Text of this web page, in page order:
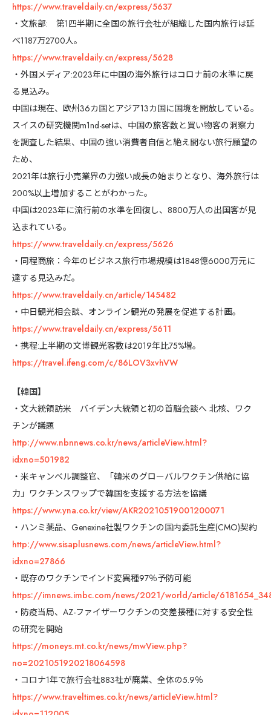
https://www.traveldaily.cn/express/5637
・文旅部: 第1四半期に全国の旅行会社が組織した国内旅行は延
べ1187万2700人。
https://www.traveldaily.cn/express/5628
・外国メディア:2023年に中国の海外旅行はコロナ前の水準に戻
る見込み。
中国は現在、欧州36カ国とアジア13カ国に国境を開放している。
スイスの研究機関m1nd-setは、中国の旅客数と買い物客の洞察力
を調査した結果、中国の強い消費者自信と絶え間ない旅行願望の
ため、
2021年は旅行小売業界の力強い成長の始まりとなり、海外旅行は
200%以上増加することがわかった。
中国は2023年に流行前の水準を回復し、8800万人の出国客が見
込まれている。
https://www.traveldaily.cn/express/5626
・同程商旅：今年のビジネス旅行市場規模は1848億6000万元に
達する見込みだ。
https://www.traveldaily.cn/article/145482
・中日観光相会談、オンライン観光の発展を促進する計画。
https://www.traveldaily.cn/express/5611
・携程:上半期の文博観光客数は2019年比75%増。
https://travel.ifeng.com/c/86LOV3xvhVW
【韓国】
・文大統領訪米 バイデン大統領と初の首脳会談へ 北核、ワク
チンが議題
http://www.nbnnews.co.kr/news/articleView.html?
idxno=501982
・米キャンベル調整官、「韓米のグローバルワクチン供給に協
力」ワクチンスワップで韓国を支援する方法を協議
https://www.yna.co.kr/view/AKR20210519001200071
・ハンミ薬品、Genexine社製ワクチンの国内委託生産(CMO)契約
http://www.sisaplusnews.com/news/articleView.html?
idxno=27866
・既存のワクチンでインド変異種97％予防可能
https://imnews.imbc.com/news/2021/world/article/
・防疫当局、AZ-ファイザーワクチンの交差接種に対する安全性
の研究を開始
https://moneys.mt.co.kr/news/mwView.php?
no=2021051920218064598
・コロナ1年で旅行会社883社が廃業、全体の5.9％
https://www.traveltimes.co.kr/news/articleView.html?